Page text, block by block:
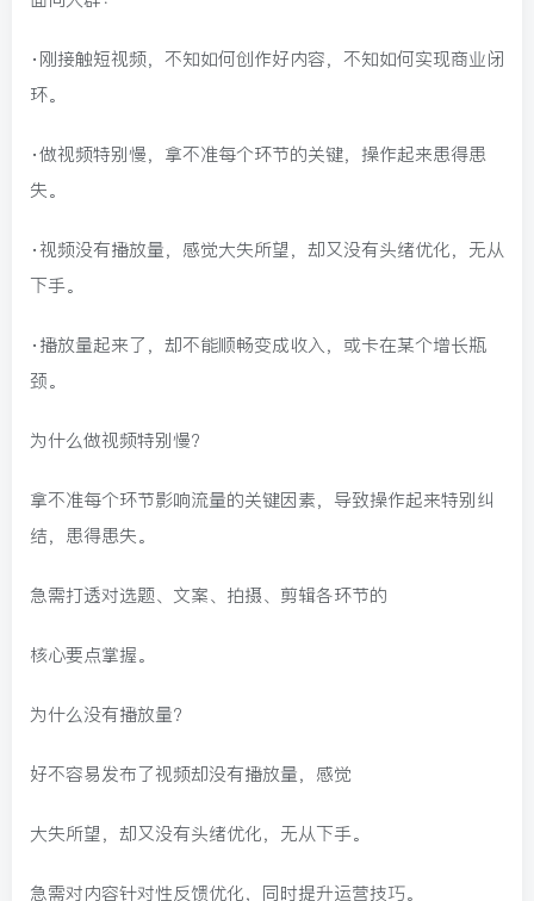
·刚接触短视频，不知如何创作好内容，不知如何实现商业闭
环。
·做视频特别慢，拿不准每个环节的关键，操作起来患得患
失。
·视频没有播放量，感觉大失所望，却又没有头绪优化，无从
下手。
·播放量起来了，却不能顺畅变成收入，或卡在某个增长瓶
颈。
为什么做视频特别慢?
拿不准每个环节影响流量的关键因素，导致操作起来特别纠
结，患得患失。
急需打透对选题、文案、拍摄、剪辑各环节的
核心要点掌握。
为什么没有播放量?
好不容易发布了视频却没有播放量，感觉
大失所望，却又没有头绪优化，无从下手。
急需对内容针对性反馈优化，同时提升运营技巧。